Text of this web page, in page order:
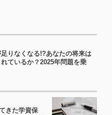
りなくなる!?あなたの将来は
ているか？2025年問題を乗
きた学資保